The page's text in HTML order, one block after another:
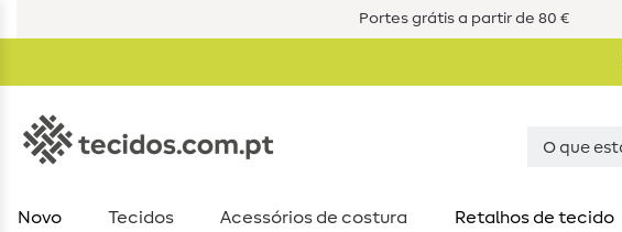
Portes grátis a partir de 80 €
Novo Tecidos Acessórios de costura​ Retalhos de tecido